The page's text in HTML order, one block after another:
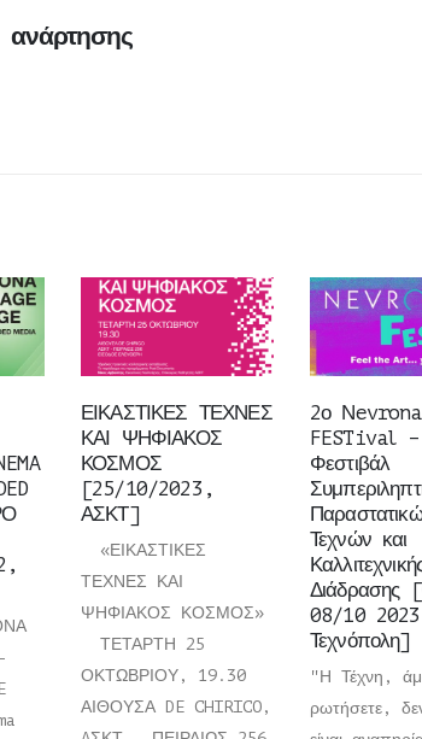
ανάρτησης
ΕΙΚΑΣΤΙΚΕΣ ΤΕΧΝΕΣ
ΚΑΙ ΨΗΦΙΑΚΟΣ
ΚΟΣΜΟΣ
[25/10/2023,
ΑΣΚΤ]
«ΕΙΚΑΣΤΙΚΕΣ
ΤΕΧΝΕΣ ΚΑΙ
ΨΗΦΙΑΚΟΣ ΚΟΣΜΟΣ»
ΤΕΤΑΡΤΗ 25
ΟΚΤΩΒΡΙΟΥ, 19.30
ΑΙΘΟΥΣΑ DE CHIRICO,
2ο
FESTival –
Φεστιβάλ
Τεχνών και
Διάδρασης
08/10
Τεχνόπολη]
"Η Τέχνη,
ρωτήσετε,